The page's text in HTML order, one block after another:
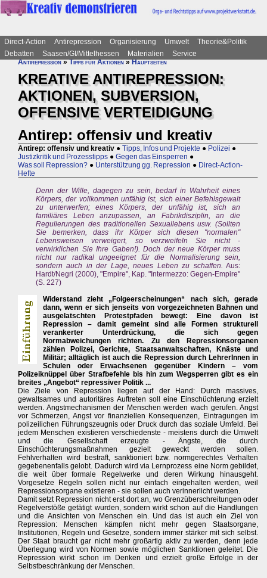
Direct-Action Antirepression Organisierung Umwelt
Theorie&Politik
Debatten
Saasen/GI/Mittelhessen Materialien
Service
Antirepression»Tipps für Aktionen»Hauptseiten
KREATIVE ANTIREPRESSION:
AKTIONEN, SUBVERSION,
OFFENSIVE VERTEIDIGUNG
Antirep: offensiv und kreativ
Antirep: offensiv und kreativ ● Tipps, Infos und Projekte ● Polizei ●
Justizkritik und Prozesstipps ● Gegen das Einsperren ●
Was soll Repression? ● Unterstützung gg. Repression ● Direct-Action-
Hefte
Denn der Wille, dagegen zu sein, bedarf in Wahrheit eines
Körpers, der vollkommen unfähig ist, sich einer Befehlsgewalt
zu unterwerfen; eines Körpers, der unfähig ist, sich an
familiäres Leben anzupassen, an Fabrikdisziplin, an die
Regulierungen des traditionellen Sexuallebens usw. (Sollten
Sie bemerken, dass ihr Körper sich diesen "normalen"
Lebensweisen verweigert, so verzweifeln Sie nicht -
verwirklichen Sie Ihre Gaben!). Doch der neue Körper muss
nicht nur radikal ungeeignet für die Normalisierung sein,
sondern auch in der Lage, neues Leben zu schaffen. Aus:
Hardt/Negri (2000), "Empire", Kap. "Intermezzo: Gegen-Empire"
(S. 227)
Widerstand zieht „Folgeerscheinungen“ nach sich, gerade
dann, wenn er sich jenseits von vorgezeichneten Bahnen und
ausgelatschten Protestpfaden bewegt: Eine davon ist
Repression – damit gemeint sind alle Formen strukturell
verankerter Unterdrückung, die sich gegen
Normabweichungen richten. Zu den Repressionsorganen
zählen Polizei, Gerichte, Staatsanwaltschaften, Knäste und
Militär; alltäglich ist auch die Repression durch LehrerInnen in
Schulen oder Erwachsenen gegenüber Kindern – vom
Polizeiknüppel über Strafbefehle bis hin zum Wegsperren gibt es ein
breites „Angebot“ repressiver Politik ...
Die Ziele von Repression liegen auf der Hand: Durch massives,
gewaltsames und autoritäres Auftreten soll eine Einschüchterung erzielt
werden. Angstmechanismen der Menschen werden wach gerufen. Angst
vor Schmerzen, Angst vor finanziellen Konsequenzen, Eintragungen im
polizeilichen Führungszeugnis oder Druck durch das soziale Umfeld. Bei
jedem Menschen existieren verschiedenste - meistens durch die Umwelt
und die Gesellschaft erzeugte - Ängste, die durch
Einschüchterungsmaßnahmen gezielt geweckt werden sollen.
Fehlverhalten wird bestraft, sanktioniert bzw. normgerechtes Verhalten
gegebenenfalls gelobt. Dadurch wird via Lernprozess eine Norm gebildet,
die weit über formale Regelwerke und deren Wirkung hinausgeht.
Vorgesetze Regeln sollen nicht nur einfach eingehalten werden, weil
Repressionsorgane existieren - sie sollen auch verinnerlicht werden.
Damit setzt Repression nicht erst dort an, wo Grenzüberschreitungen oder
Regelverstöße getätigt wurden, sondern wirkt schon auf die Handlungen
und die Ansichten von Menschen ein. Und das ist auch ein Ziel von
Repression: Menschen kämpfen nicht mehr gegen Staatsorgane,
Institutionen, Regeln und Gesetze, sondern immer stärker mit sich selbst.
Der Staat braucht gar nicht mehr großartig aktiv zu werden, denn jede
Überlegung wird von Normen sowie möglichen Sanktionen geleitet. Die
Repression wirkt schon im Denken und erzielt große Erfolge in der
Selbstbeschränkung der Menschen.